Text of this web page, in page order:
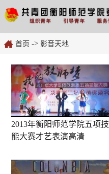
首页 -> 影音天地
2013年衡阳师范学院五项技
能大赛才艺表演高清